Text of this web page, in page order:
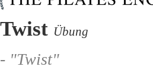
Twist Übung
- "Twist"